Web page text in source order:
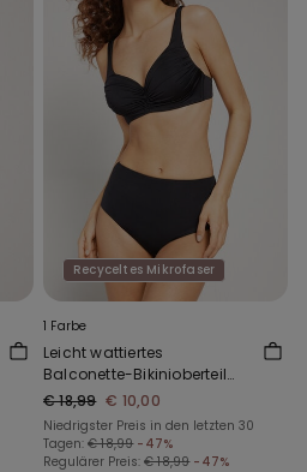
Recyceltes Mikrofaser
1 Farbe
Leicht wattiertes
Balconette-Bikinioberteil
mit Raffung aus recycelter
Mikrofaser
€ 18,99 € 10,00
Niedrigster Preis in den letzten 30
Tagen: € 18,99 -47%
Regulärer Preis: € 18,99 -47%